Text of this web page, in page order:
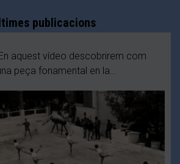
publicacions
aquest vídeo descobrirem com
peça fonamental en la…